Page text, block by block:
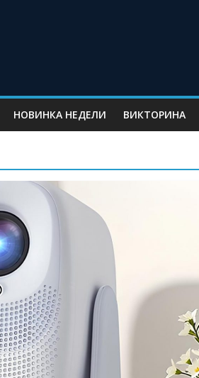
НОВИНКА НЕДЕЛИ ВИКТОРИНА